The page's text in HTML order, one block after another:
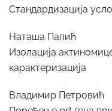
Стандардизација
Наташа Папић
Изолација
карактеризација
Владимир Петровић